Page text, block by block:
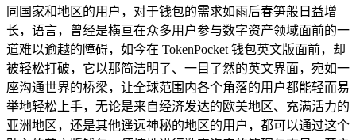
同国家和地区的用户，对于钱包的需求如雨后春笋般日益增
长，语言，曾经是横亘在众多用户参与数字资产领域面前的一
道难以逾越的障碍，如今在 TokenPocket 钱包英文版面前，却
被轻松打破，它以那简洁明了、一目了然的英文界面，宛如一
座沟通世界的桥梁，让全球范围内各个角落的用户都能轻而易
举地轻松上手，无论是来自经济发达的欧美地区、充满活力的
亚洲地区，还是其他遥远神秘的地区的用户，都可以通过这个